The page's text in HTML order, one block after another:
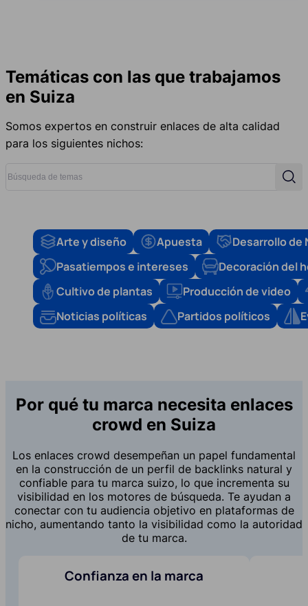
Temáticas con las que trabajamos
en Suiza
Somos expertos en construir enlaces de alta calidad
para los siguientes nichos:
Arte y diseño Apuesta
Desarrollo de
Pasatiempos e intereses
Decoración del
Cultivo de plantas
Producción de video
Noticias políticas
Partidos políticos
Por qué tu marca necesita enlaces
crowd en Suiza
Los enlaces crowd desempeñan un papel fundamental
en la construcción de un perfil de backlinks natural y
confiable para tu marca suizo, lo que incrementa su
visibilidad en los motores de búsqueda. Te ayudan a
conectar con tu audiencia objetivo en plataformas de
nicho, aumentando tanto la visibilidad como la autoridad
de tu marca.
Confianza en la marca